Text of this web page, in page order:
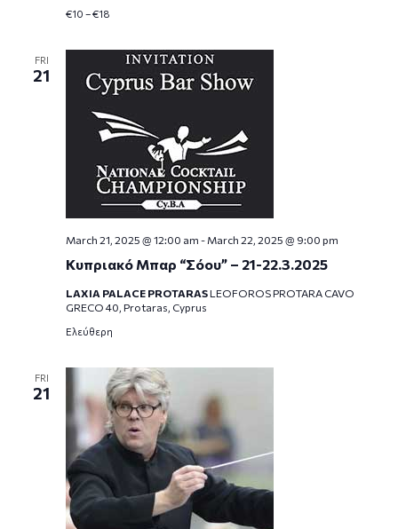
€10 – €18
FRI
21
Κυπριακό Μπαρ “Σόου” – 21-22.3.2025
March 21, 2025 @ 12:00 am - March 22, 2025 @ 9:00 pm
LAXIA PALACE PROTARAS LEOFOROS PROTARA CAVO
GRECO 40, Protaras, Cyprus
Ελεύθερη
FRI
21